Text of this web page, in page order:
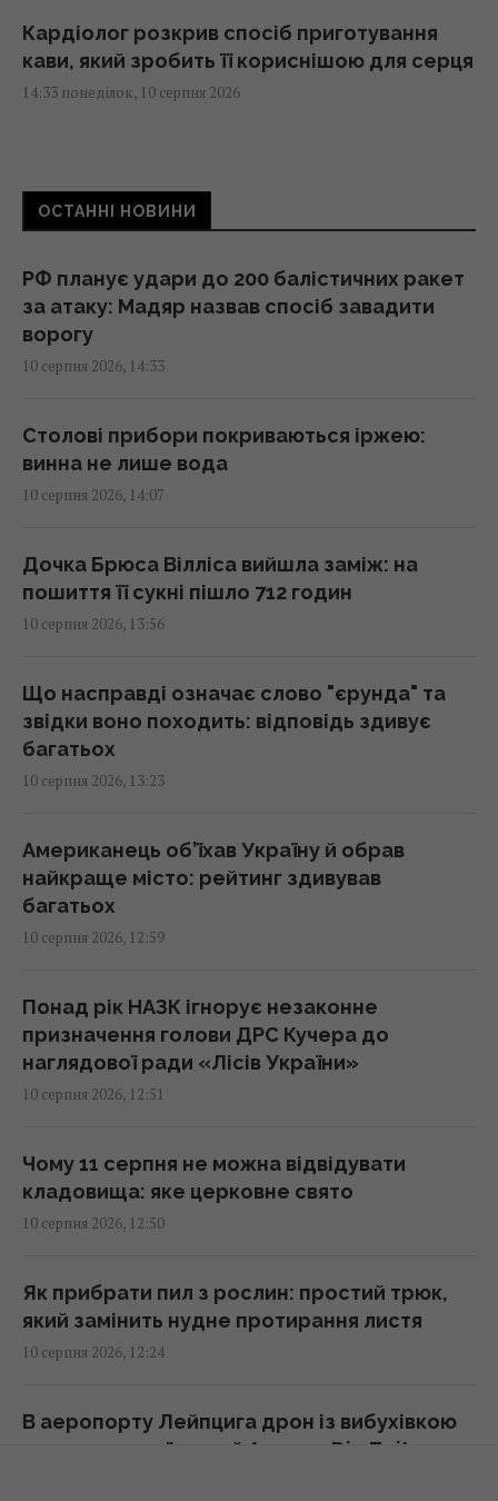
Кардіолог розкрив спосіб приготування
кави, який зробить її кориснішою для серця
14:33 понеділок, 10 серпня 2026
підписали меморандум про розвиток
українських традицій в школах, - Гнат
14:24 понеділок, 10 серпня 2026
Денисенко вперше розповіла подробиці
весілля з новим обранцем
Скільки коштуватиме ремонт квартири у
2026 році: власники житла розповіли про
14:18 понеділок, 10 серпня 2026
Росія заблокувала Чорне море: Луценко
14:12 понеділок, 10 серпня 2026
У Болгарії пролунав потужний вибух на
заводі боєприпасів: евакуйовано сотні
14:01 понеділок, 10 серпня 2026
Субсидію можуть забрати через одну
покупку: юрист назвав суму
Режим польоту виявився марним: як
насправді прискорити зарядку смартфона
13:55 понеділок, 10 серпня 2026
Toyota не змогла конкурувати з
китайськими автогігантами: японці змінили
стратегію
Книгу повернули до бібліотеки через 150
років: сума штрафу виявилася
13:49 понеділок, 10 серпня 2026
ОСТАННІ НОВИНИ
РФ планує удари до 200 балістичних ракет
за атаку: Мадяр назвав спосіб завадити
ворогу
10 серпня 2026, 14:33
Столові прибори покриваються іржею:
винна не лише вода
10 серпня 2026, 14:07
Дочка Брюса Вілліса вийшла заміж: на
пошиття її сукні пішло 712 годин
10 серпня 2026, 13:56
Що насправді означає слово "єрунда" та
звідки воно походить: відповідь здивує
багатьох
10 серпня 2026, 13:23
Американець об’їхав Україну й обрав
найкраще місто: рейтинг здивував
багатьох
10 серпня 2026, 12:59
Понад рік НАЗК ігнорує незаконне
призначення голови ДРС Кучера до
наглядової ради «Лісів України»
10 серпня 2026, 12:51
Чому 11 серпня не можна відвідувати
кладовища: яке церковне свято
10 серпня 2026, 12:50
Як прибрати пил з рослин: простий трюк,
який замінить нудне протирання листя
10 серпня 2026, 12:24
В аеропорту Лейпцига дрон із вибухівкою
атакував український Ан-124 - Die Zeit